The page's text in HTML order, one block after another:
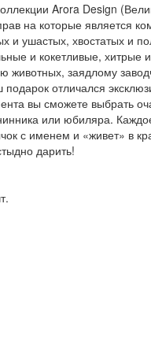
Arora Design
на которые является
и ушастых, хвостатых и
и кокетливые, хитрые
заядлому
отличался
вы сможете выбрать
или юбиляра.
с именем и «живет» в
дарить!